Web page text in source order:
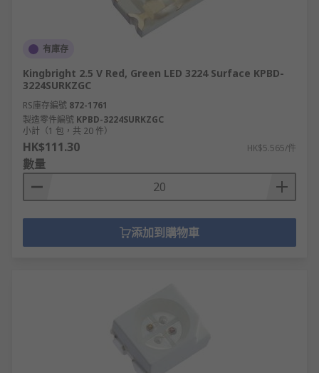
有庫存
Kingbright 2.5 V Red, Green LED 3224 Surface KPBD-
3224SURKZGC
RS庫存編號 872-1761
製造零件編號 KPBD-3224SURKZGC
小計（1 包，共 20 件）
HK$111.30 HK$5.565/件
數量
添加到購物車